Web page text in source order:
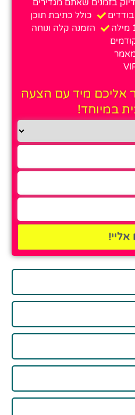
דיוק בזמנים שאתם מגדירים
כולל כתיבת תוכן
הזמנה קלה ונוחה
אליכם מיד עם הצעה
במיוחד!
אליי!